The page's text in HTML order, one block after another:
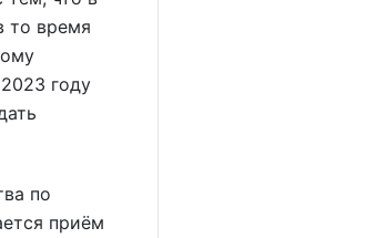
то время
году
по
приём